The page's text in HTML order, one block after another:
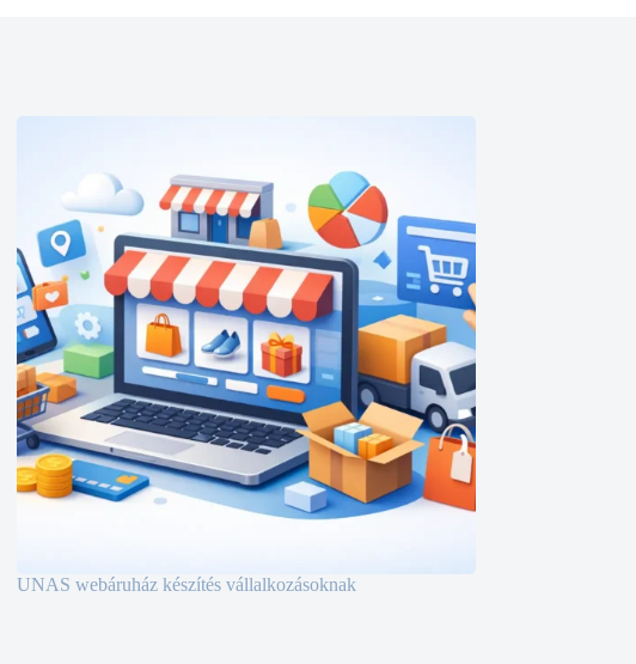
UNAS webáruház készítés vállalkozásoknak